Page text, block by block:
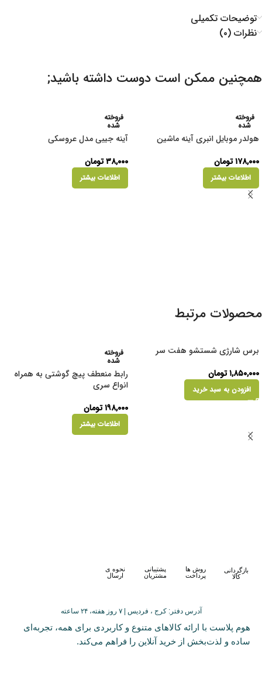
توضیحات تکمیلی
نظرات (۰)
همچنین ممکن است دوست داشته باشید;
فروخته
شده
هولدر موبایل انبری آینه ماشین
۱۷۸,۰۰۰تومان
اطلاعات بیشتر
فروخته
شده
آینه جیبی مدل عروسکی
۳۸,۰۰۰تومان
اطلاعات بیشتر
محصولات مرتبط
برس شارژی شستشو هفت سر
۱,۸۵۰,۰۰۰تومان
افزودن به سبد خرید
فروخته
شده
رابط منعطف پیچ گوشتی به همراه
انواع سری
۱۹۸,۰۰۰تومان
اطلاعات بیشتر
بازگردانی
کالا
روش ها
پرداخت
پشتیبانی
مشتریان
نحوه ی
ارسال
آدرس دفتر: کرج ، فردیس | ۷ روز هفته، ۲۴ ساعته
هوم پلاست با ارائه کالاهای متنوع و کاربردی برای همه، تجربه‌ای
ساده و لذت‌بخش از خرید آنلاین را فراهم می‌کند.